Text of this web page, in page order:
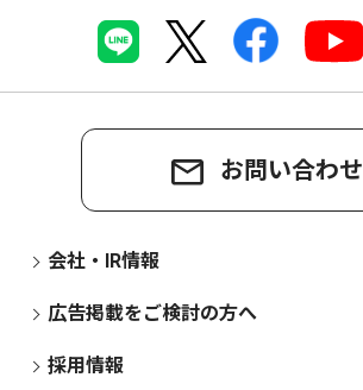
お問い合わせ
会社・IR情報
広告掲載をご検討の方へ
採用情報